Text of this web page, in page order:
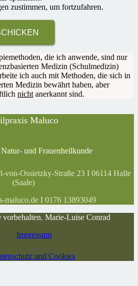
zustimmen, um fortzufahren.
die ich anwende, sind nur
Medizin (Schulmedizin)
ich auch mit Methoden, die sich in
Medizin bewährt haben, aber
nicht anerkannt sind.
Maluco
und Frauenheilkunde
von-Ossietzky-Straße 23 I 06114 Halle
(Saale)
maluco.de I 0176 13893049
Marie-Luise Conrad
Impressum
und Cookies